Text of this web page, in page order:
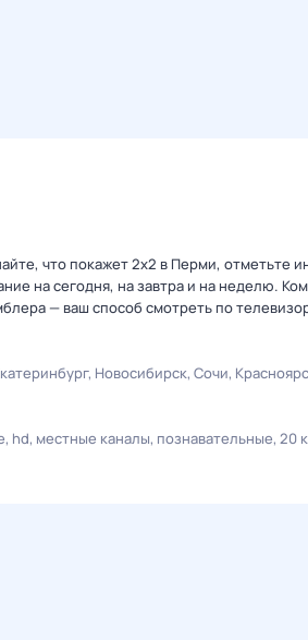
что покажет 2x2 в Перми, отметьте
на сегодня, на завтра и на неделю.
— ваш способ смотреть по
Новосибирск Сочи
hd местные каналы познавательные 20